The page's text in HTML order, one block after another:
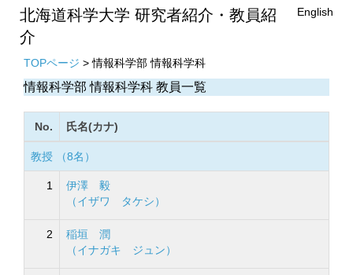
北海道科学大学 研究者紹介・教員紹
介
English
TOPページ > 情報科学部 情報科学科
情報科学部 情報科学科 教員一覧
No. 氏名(カナ)
教授 （8名）
1
伊澤 毅
（イザワ タケシ）
2
稲垣 潤
（イナガキ ジュン）